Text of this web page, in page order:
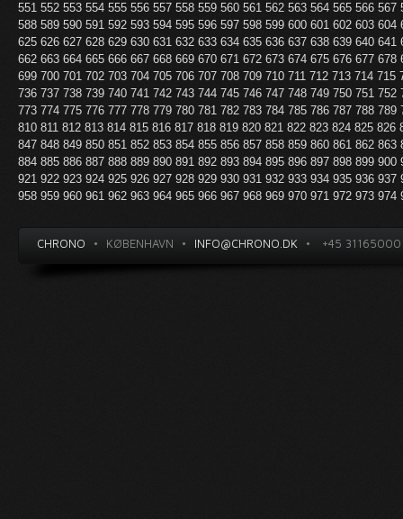
551 552 553 554 555 556 557 558 559 560 561 562 563 564 565 566 567
588 589 590 591 592 593 594 595 596 597 598 599 600 601 602 603 604
625 626 627 628 629 630 631 632 633 634 635 636 637 638 639 640 641
662 663 664 665 666 667 668 669 670 671 672 673 674 675 676 677 678
699 700 701 702 703 704 705 706 707 708 709 710 711 712 713 714 715
736 737 738 739 740 741 742 743 744 745 746 747 748 749 750 751 752
773 774 775 776 777 778 779 780 781 782 783 784 785 786 787 788 789
810 811 812 813 814 815 816 817 818 819 820 821 822 823 824 825 826
847 848 849 850 851 852 853 854 855 856 857 858 859 860 861 862 863
884 885 886 887 888 889 890 891 892 893 894 895 896 897 898 899 900
921 922 923 924 925 926 927 928 929 930 931 932 933 934 935 936 937
958 959 960 961 962 963 964 965 966 967 968 969 970 971 972 973 974
CHRONO • KØBENHAVN • INFO@CHRONO.DK • +45 31165000